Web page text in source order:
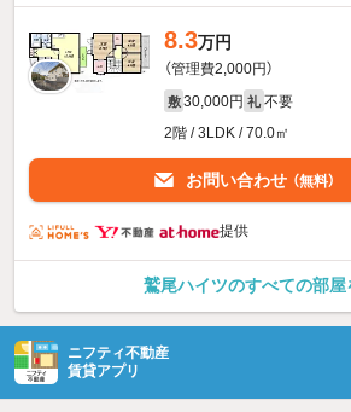
8.3万円
（管理費2,000円）
敷 30,000円 礼 不要
2階 / 3LDK / 70.0㎡
お問い合わせ （無料）
提供
鷲尾ハイツのすべての部屋
ニフティ不動産
賃貸アプリ